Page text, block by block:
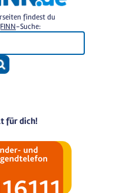
findest du
-Suche:
für dich!